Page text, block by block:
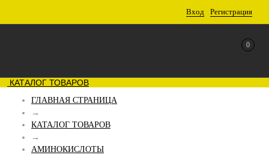
Вход Регистрация
0
КАТАЛОГ ТОВАРОВ
ГЛАВНАЯ СТРАНИЦА
→
КАТАЛОГ ТОВАРОВ
→
АМИНОКИСЛОТЫ